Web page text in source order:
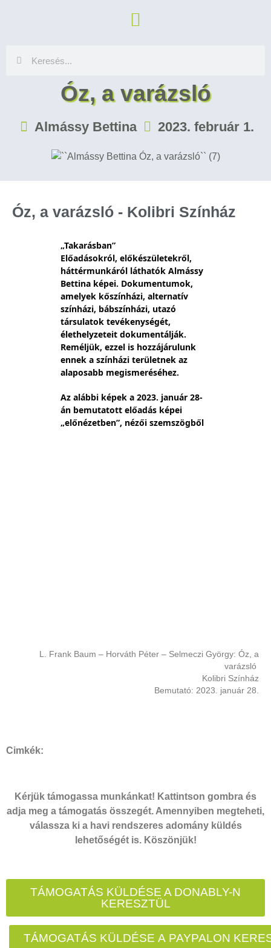
Óz, a varázsló
Almássy Bettina 2023. február 1.
Óz, a varázsló - Kolibri Színház
„Takarásban”
Előadásokról, előkészületekről,
háttérmunkáról láthatók Almássy
Bettina képei. Dokumentumok,
amelyek kőszínházi, alternatív
színházi, bábszínházi, utazó
társulatok tevékenységét,
élethelyzeteit dokumentálják.
Reméljük, ezzel is hozzájárulunk
ennek a színházi területnek az
alaposabb megismeréséhez.
Az alábbi képek a 2023. január 28-
án bemutatott előadás képei
„előnézetben”, nézői szemszögből
L. Frank Baum – Horváth Péter – Selmeczi György: Óz, a
varázsló
Kolibri Színház
Bemutató: 2023. január 28.
Cimkék:
Kérjük támogassa munkánkat! Kattintson gombra és
adja meg a támogatás összegét. Amennyiben megteheti,
válassza ki a havi rendszeres adomány küldés
lehetőségét is. Köszönjük!
TÁMOGATÁS KÜLDÉSE A DONABLY-N
KERESZTÜL
TÁMOGATÁS KÜLDÉSE A PAYPALON